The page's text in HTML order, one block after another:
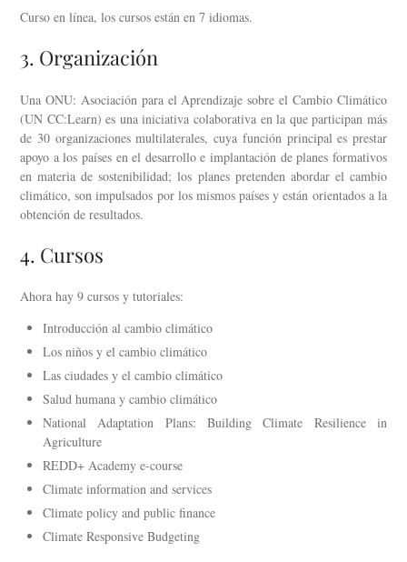
Curso en línea, los cursos están en 7 idiomas.
3. Organización
Una ONU: Asociación para el Aprendizaje sobre el Cambio Climático
(UN CC:Learn) es una iniciativa colaborativa en la que participan más
de 30 organizaciones multilaterales, cuya función principal es prestar
apoyo a los países en el desarrollo e implantación de planes formativos
en materia de sostenibilidad; los planes pretenden abordar el cambio
climático, son impulsados por los mismos países y están orientados a la
obtención de resultados.
4. Cursos
Ahora hay 9 cursos y tutoriales:
Introducción al cambio climático
Los niños y el cambio climático
Las ciudades y el cambio climático
Salud humana y cambio climático
National Adaptation Plans: Building Climate Resilience in
Agriculture
REDD+ Academy e-course
Climate information and services
Climate policy and public finance
Climate Responsive Budgeting